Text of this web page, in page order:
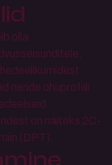
olla
nende ohuprofiili
on näiteks 2C-
(DPT).